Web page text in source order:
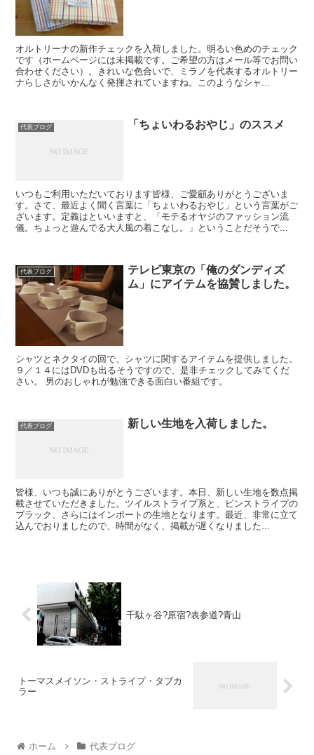
オルトリーナの新作チェックを入荷しました。明るい色めのチェック
です（ホームページには未掲載です。ご希望の方はメール等でお問い
合わせください）。きれいな色合いで、ミラノを代表するオルトリー
ナらしさがいかんなく発揮されていますね。このようなシャ...
代表ブログ 「ちょいわるおやじ」のススメ
いつもご利用いただいております皆様、ご愛顧ありがとうございま
す。さて、最近よく聞く言葉に「ちょいわるおやじ」という言葉がご
ざいます。定義はといいますと、「モテるオヤジのファッション流
儀。ちょっと遊んでる大人風の着こなし。」ということだそうで...
代表ブログ
テレビ東京の「俺のダンディズ
ム」にアイテムを協賛しました。
シャツとネクタイの回で、シャツに関するアイテムを提供しました。
９／１４にはDVDも出るそうですので、是非チェックしてみてくだ
さい。 男のおしゃれが勉強できる面白い番組です。
代表ブログ 新しい生地を入荷しました。
皆様、いつも誠にありがとうございます。本日、新しい生地を数点掲
載させていただきました。ツイルストライプ系と、ピンストライプの
ブラック、さらにはインポートの生地となります。最近、非常に立て
込んでおりましたので、時間がなく、掲載が遅くなりました...
千駄ヶ谷?原宿?表参道?青山
トーマスメイソン・ストライプ・タブカ
ラー
ホーム 代表ブログ